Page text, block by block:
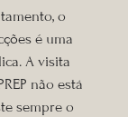
o
é uma
A visita
não está
sempre o